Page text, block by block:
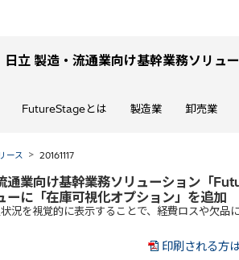
日立 製造・流通業向け基幹業務ソリュ
FutureStageとは 製造業 卸売業
ース 20161117
業向け基幹業務ソリューション「
ーに「在庫可視化オプション」を追加
況を視覚的に表示することで、経費ロスや欠品
印刷される方